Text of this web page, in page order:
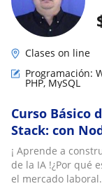
Clases on line
Programación:
PHP, MySQL
Curso Básico
Stack: con
Modelos
¡ Aprende a
de la IA !¿Por qué
el mercado